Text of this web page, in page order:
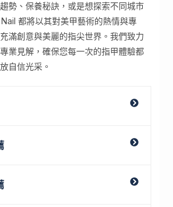
勢、保養秘訣，或是想探索不同城市
都將以其對美甲藝術的熱情與專
滿創意與美麗的指尖世界。我們致力
業見解，確保您每一次的指甲體驗都
自信光采。